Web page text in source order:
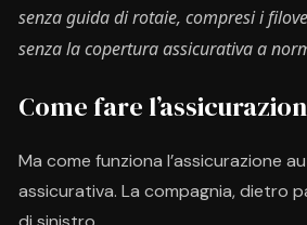
senza guida di rotaie, compresi i
senza la copertura assicurativa a
Come fare
Ma come funziona l’assicurazione
assicurativa. La compagnia, dietro